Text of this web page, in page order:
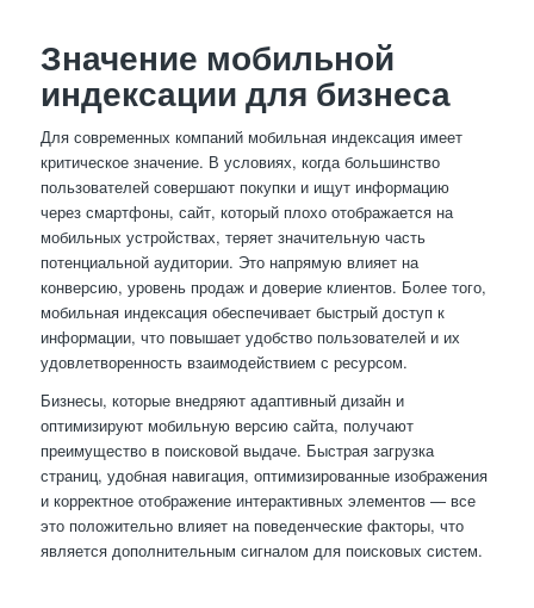
Значение мобильной
индексации для бизнеса
Для современных компаний мобильная индексация имеет
критическое значение. В условиях, когда большинство
пользователей совершают покупки и ищут информацию
через смартфоны, сайт, который плохо отображается на
мобильных устройствах, теряет значительную часть
потенциальной аудитории. Это напрямую влияет на
конверсию, уровень продаж и доверие клиентов. Более того,
мобильная индексация обеспечивает быстрый доступ к
информации, что повышает удобство пользователей и их
удовлетворенность взаимодействием с ресурсом.
Бизнесы, которые внедряют адаптивный дизайн и
оптимизируют мобильную версию сайта, получают
преимущество в поисковой выдаче. Быстрая загрузка
страниц, удобная навигация, оптимизированные изображения
и корректное отображение интерактивных элементов — все
это положительно влияет на поведенческие факторы, что
является дополнительным сигналом для поисковых систем.